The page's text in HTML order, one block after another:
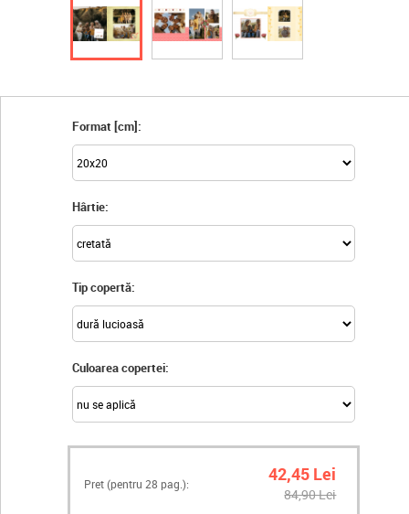
Format [cm]:
Hârtie:
Tip copertă:
Culoarea copertei:
Pret (pentru 28 pag.): 42,45 Lei
84,90 Lei